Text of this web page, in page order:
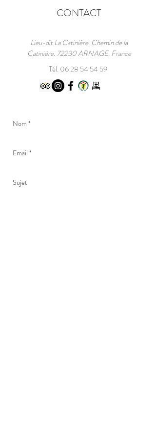
CONTACT
Lieu-dit La Catinière. Chemin de la
Catinière. 72230 ARNAGE. France
Tél. 06 28 54 54 59